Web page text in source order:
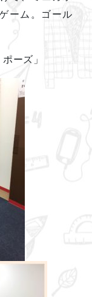
ーム。ゴール
ーズ」